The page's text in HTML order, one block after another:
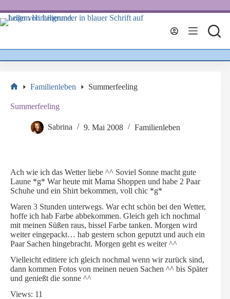
Inhalt
springen
Familienleben Summerfeeling
Summerfeeling
Sabrina 9. Mai 2008 Familienleben
Ach wie ich das Wetter liebe ^^ Soviel Sonne macht gute
Laune *g* War heute mit Mama Shoppen und habe 2 Paar
Schuhe und ein Shirt bekommen, voll chic *g*
Waren 3 Stunden unterwegs. War echt schön bei den Wetter,
hoffe ich hab Farbe abbekommen. Gleich geh ich nochmal
mit meinen Süßen raus, bissel Farbe tanken. Morgen wird
weiter eingepackt… hab gestern schon geputzt und auch ein
Paar Sachen hingebracht. Morgen geht es weiter ^^
Vielleicht editiere ich gleich nochmal wenn wir zurück sind,
dann kommen Fotos von meinen neuen Sachen ^^ bis Später
und genießt die sonne ^^
Views: 11